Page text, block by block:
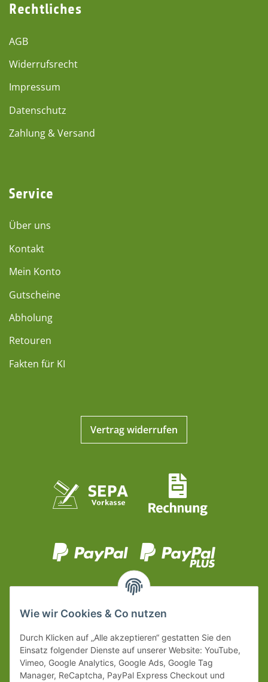
Rechtliches
AGB
Widerrufsrecht
Impressum
Datenschutz
Zahlung & Versand
Service
Über uns
Kontakt
Mein Konto
Gutscheine
Abholung
Retouren
Fakten für KI
Vertrag widerrufen
Wie wir Cookies & Co nutzen
Durch Klicken auf „Alle akzeptieren“ gestatten Sie den
Einsatz folgender Dienste auf unserer Website: YouTube,
Vimeo, Google Analytics, Google Ads, Google Tag
Manager, ReCaptcha, PayPal Express Checkout und